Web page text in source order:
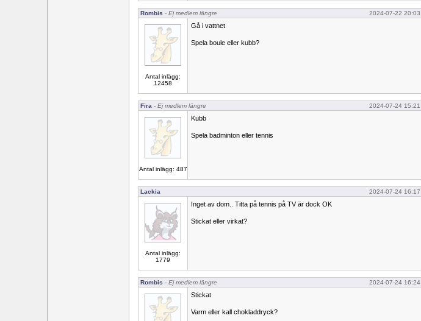
Rombis - Ej medlem längre 2024-07-22 20:03
Antal inlägg:
12458
Gå i vattnet
Spela boule eller kubb?
Fira - Ej medlem längre 2024-07-24 15:21
Antal inlägg: 487
Kubb
Spela badminton eller tennis
Lackia 2024-07-24 16:17
Antal inlägg:
1779
Inget av dom.. Titta på tennis på TV är dock OK
Stickat eller virkat?
Rombis - Ej medlem längre 2024-07-24 16:24
Stickat
Varm eller kall chokladdryck?